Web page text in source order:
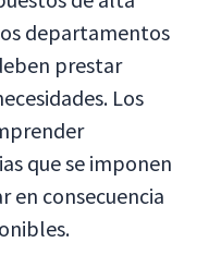
departamentos
prestar
Los
que se imponen
en consecuencia